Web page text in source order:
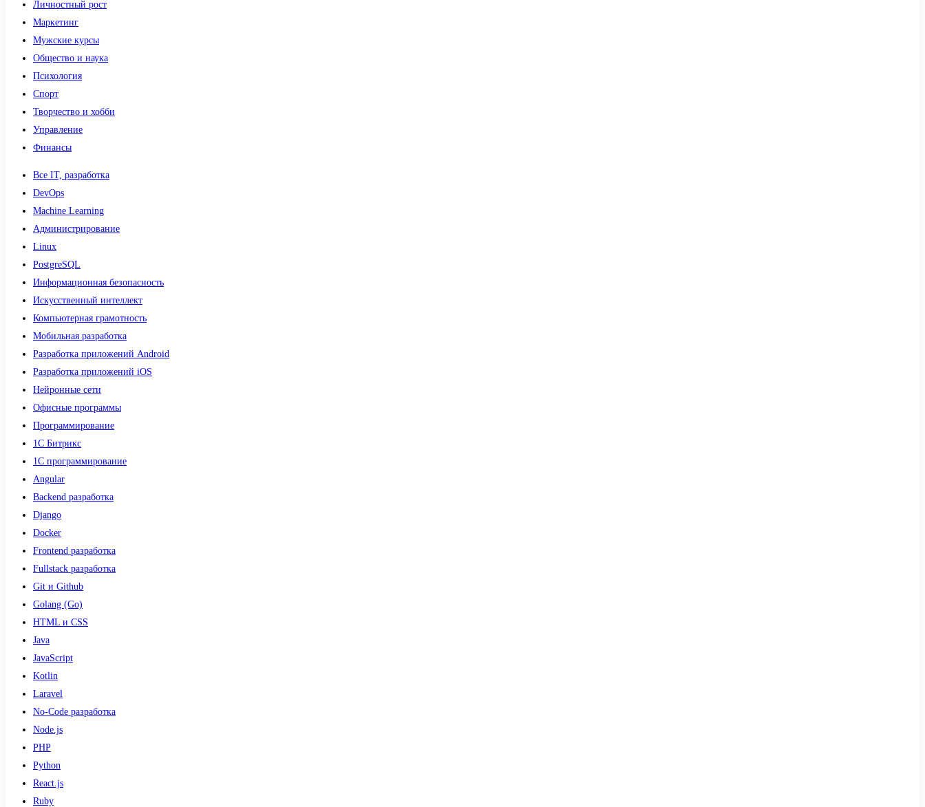
Личностный рост
Маркетинг
Мужские курсы
Общество и наука
Психология
Спорт
Творчество и хобби
Управление
Финансы
Все IT, разработка
DevOps
Machine Learning
Администрирование
Linux
PostgreSQL
Информационная безопасность
Искусственный интеллект
Компьютерная грамотность
Мобильная разработка
Разработка приложений Android
Разработка приложений iOS
Нейронные сети
Офисные программы
Программирование
1С Битрикс
1С программирование
Angular
Backend разработка
Django
Docker
Frontend разработка
Fullstack разработка
Git и Github
Golang (Go)
HTML и CSS
Java
JavaScript
Kotlin
Laravel
No-Code разработка
Node.js
PHP
Python
React.js
Ruby